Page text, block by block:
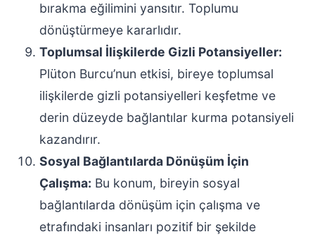
bırakma eğilimini yansıtır. Toplumu
dönüştürmeye kararlıdır.
Toplumsal İlişkilerde Gizli Potansiyeller:
Plüton Burcu’nun etkisi, bireye toplumsal
ilişkilerde gizli potansiyelleri keşfetme ve
derin düzeyde bağlantılar kurma potansiyeli
kazandırır.
Sosyal Bağlantılarda Dönüşüm İçin
Çalışma: Bu konum, bireyin sosyal
bağlantılarda dönüşüm için çalışma ve
etrafındaki insanları pozitif bir şekilde